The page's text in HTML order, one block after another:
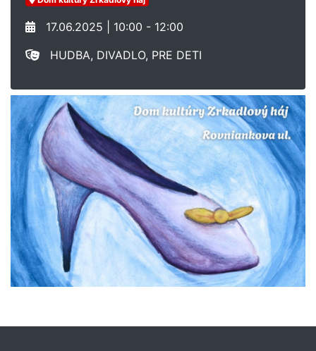
17.06.2025 | 10:00 - 12:00
HUDBA, DIVADLO, PRE DETI